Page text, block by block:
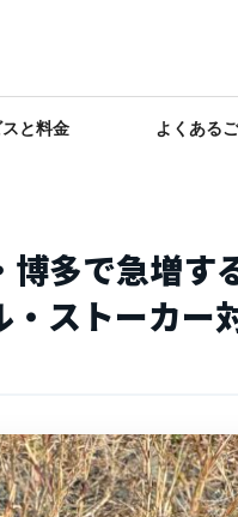
と料金 よくある
博多で急増す
ストーカー